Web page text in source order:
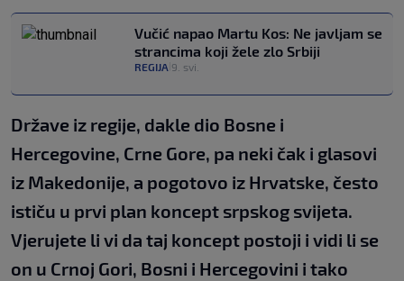
Vučić napao Martu Kos: Ne javljam se
strancima koji žele zlo Srbiji
REGIJA 9. svi.
Države iz regije, dakle dio Bosne i
Hercegovine, Crne Gore, pa neki čak i glasovi
iz Makedonije, a pogotovo iz Hrvatske, često
ističu u prvi plan koncept srpskog svijeta.
Vjerujete li vi da taj koncept postoji i vidi li se
on u Crnoj Gori, Bosni i Hercegovini i tako